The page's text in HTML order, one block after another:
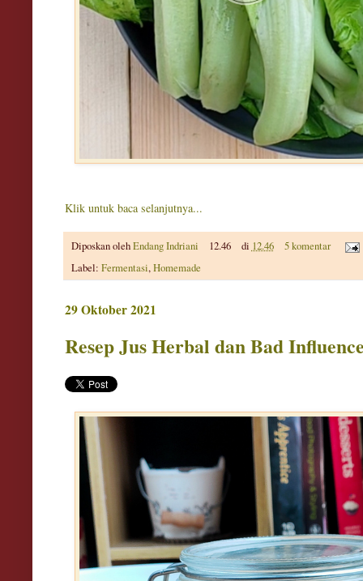
Klik untuk baca selanjutnya...
Diposkan olehEndang Indriani 12.46 di 12.46
5 komentar
Label: Fermentasi,Homemade
29 Oktober 2021
Resep Jus Herbal dan Bad